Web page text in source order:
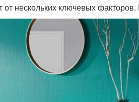
нескольких ключевых